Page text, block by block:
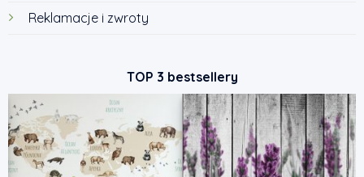
Reklamacje i zwroty
TOP 3 bestsellery